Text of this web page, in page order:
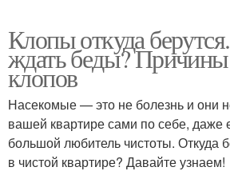
Клопы откуда
ждать беды?
клопов
Насекомые — это не болезнь и они
вашей квартире сами по себе,
большой любитель чистоты. Откуда
в чистой квартире? Давайте узнаем!